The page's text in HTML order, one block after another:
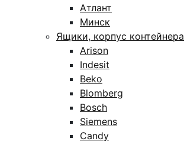
Атлант
Минск
Ящики, корпус контейнера
Arison
Indesit
Beko
Blomberg
Bosch
Siemens
Candy